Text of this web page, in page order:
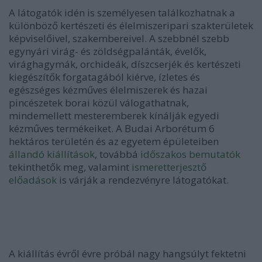
A látogatók idén is személyesen találkozhatnak a
különböző kertészeti és élelmiszeripari szakterületek
képviselőivel, szakembereivel. A szebbnél szebb
egynyári virág- és zöldségpalánták, évelők,
virághagymák, orchideák, díszcserjék és kertészeti
kiegészítők forgatagából kiérve, ízletes és
egészséges kézműves élelmiszerek és hazai
pincészetek borai közül válogathatnak,
mindemellett mesteremberek kínálják egyedi
kézműves termékeiket. A Budai Arborétum 6
hektáros területén és az egyetem épületeiben
állandó kiállítások, továbbá időszakos bemutatók
tekinthetők meg, valamint ismeretterjesztő
előadások is várják a rendezvényre látogatókat.
A kiállítás évről évre próbál nagy hangsúlyt fektetni